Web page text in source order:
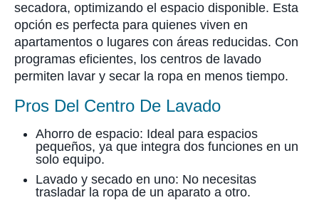
secadora, optimizando el espacio disponible. Esta
opción es perfecta para quienes viven en
apartamentos o lugares con áreas reducidas. Con
programas eficientes, los centros de lavado
permiten lavar y secar la ropa en menos tiempo.
Pros Del Centro De Lavado
Ahorro de espacio: Ideal para espacios
pequeños, ya que integra dos funciones en un
solo equipo.
Lavado y secado en uno: No necesitas
trasladar la ropa de un aparato a otro.